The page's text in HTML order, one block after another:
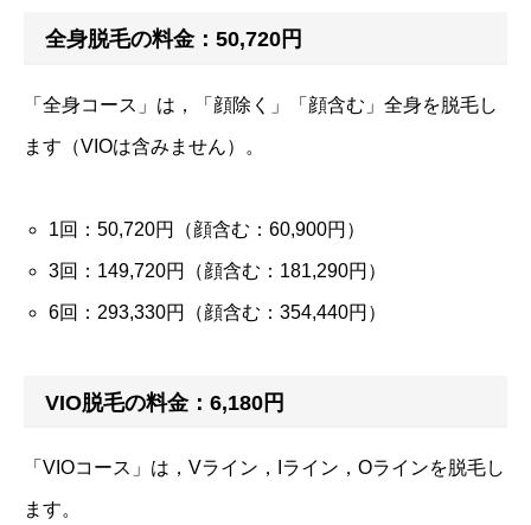
全身脱毛の料金：50,720円
「全身コース」は，「顔除く」「顔含む」全身を脱毛し
ます（VIOは含みません）。
1回：50,720円（顔含む：60,900円）
3回：149,720円（顔含む：181,290円）
6回：293,330円（顔含む：354,440円）
VIO脱毛の料金：6,180円
「VIOコース」は，Vライン，Iライン，Oラインを脱毛し
ます。